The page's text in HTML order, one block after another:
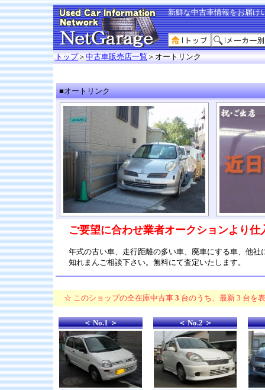
新鮮な中古車情報をお届け
トップ＞ 中古車販売店一覧 ＞オートリンク
■オートリンク
ご要望に合わせ業者オークションより仕
年式の古い車、走行距離の多い車、廃車にする車、他
知れまんご相談下さい。無料にて査定いたします。
☆ このショップの全在庫中古車 3 台のうち、最新 3 台を
＜ No.1 ＞ ＜ No.2 ＞